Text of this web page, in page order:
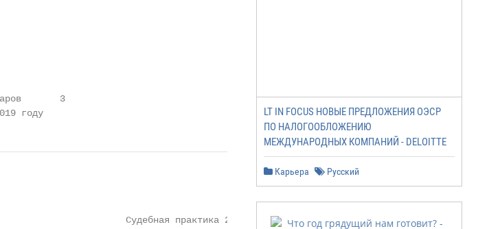
3
году
Судебная практика 2018 года
LT IN FOCUS НОВЫЕ ПРЕДЛОЖЕНИЯ ОЭСР
ПО НАЛОГООБЛОЖЕНИЮ
МЕЖДУНАРОДНЫХ КОМПАНИЙ - DELOITTE
Карьера Русский